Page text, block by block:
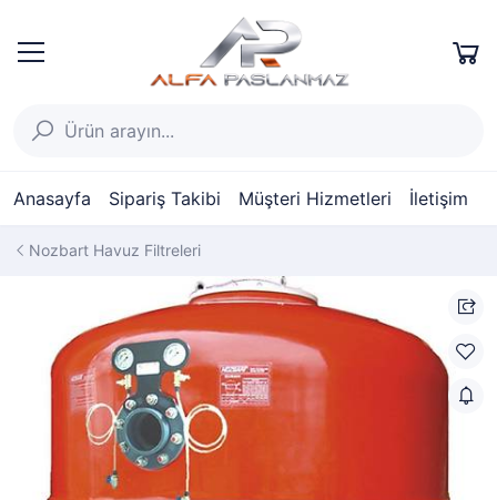
Anasayfa Sipariş Takibi Müşteri Hizmetleri İletişim
Nozbart Havuz Filtreleri